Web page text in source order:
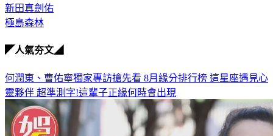
新田真劍佑
極島森林
◤人氣夯文◢
何潤東、曹佑寧獨家專訪搶先看 8月緣分排行榜 這星座遇見心
靈夥伴 超準測字!這輩子正緣何時會出現